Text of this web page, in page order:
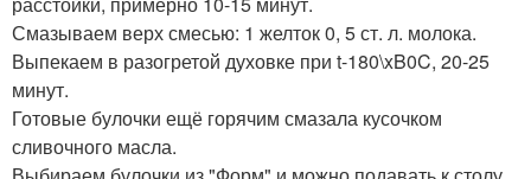
Смазываем верх смесью: 1 желток 0, 5 ст. л. молока.
Выпекаем в разогретой духовке при t-180\xB0C, 20-25
минут.
Готовые булочки ещё горячим смазала кусочком
сливочного масла.